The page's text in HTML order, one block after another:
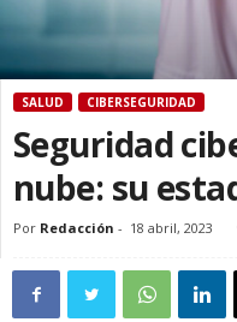
SALUD CIBERSEGURIDAD
Seguridad
nube: su
Por Redacción - 18 abril, 2023